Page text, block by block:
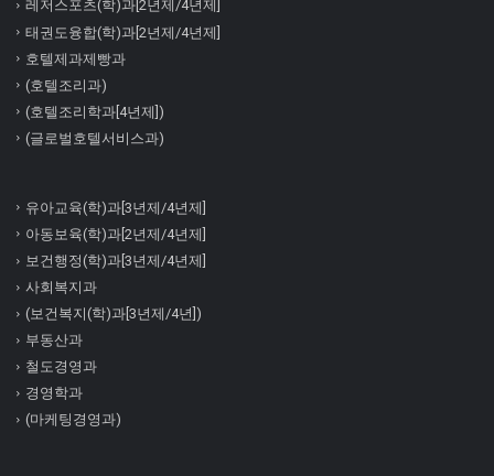
레저스포츠(학)과[2년제/4년제]
태권도융합(학)과[2년제/4년제]
호텔제과제빵과
(호텔조리과)
(호텔조리학과[4년제])
(글로벌호텔서비스과)
유아교육(학)과[3년제/4년제]
아동보육(학)과[2년제/4년제]
보건행정(학)과[3년제/4년제]
사회복지과
(보건복지(학)과[3년제/4년])
부동산과
철도경영과
경영학과
(마케팅경영과)